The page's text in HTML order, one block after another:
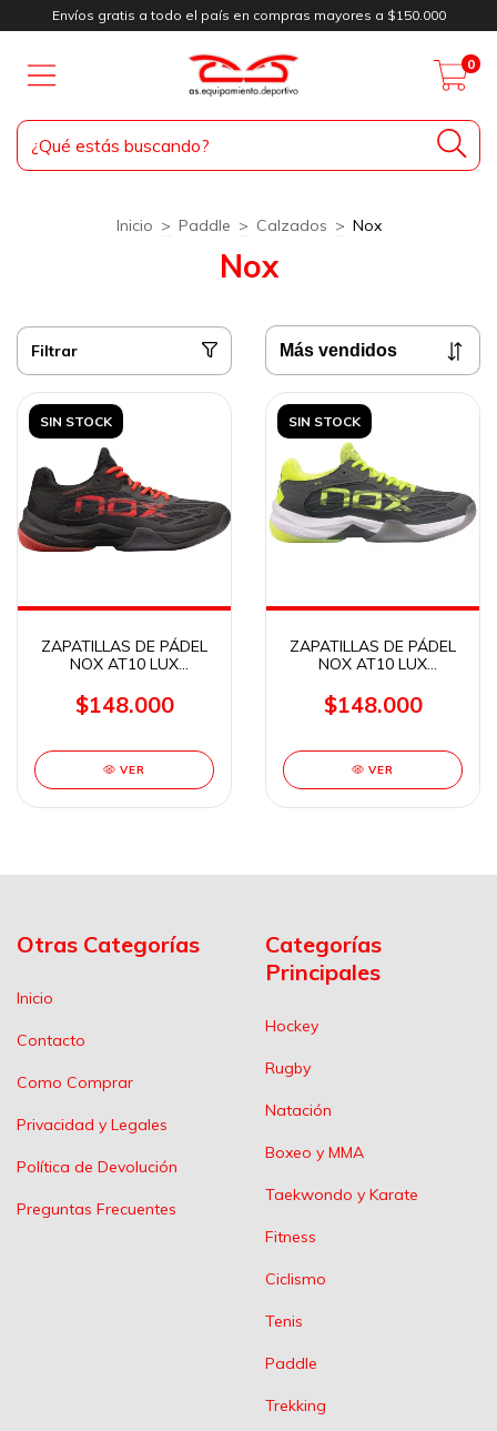
Envíos gratis a todo el país en compras mayores a $150.000
0
Inicio > Paddle > Calzados > Nox
Nox
Filtrar
SIN STOCK
ZAPATILLAS DE PÁDEL
NOX AT10 LUX
$148.000
VER
SIN STOCK
ZAPATILLAS DE PÁDEL
NOX AT10 LUX
$148.000
VER
Otras Categorías
Inicio
Contacto
Como Comprar
Privacidad y Legales
Política de Devolución
Preguntas Frecuentes
Categorías
Principales
Hockey
Rugby
Natación
Boxeo y MMA
Taekwondo y Karate
Fitness
Ciclismo
Tenis
Paddle
Trekking